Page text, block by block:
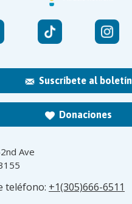
Suscríbete al boletín
Donaciones
Ave
teléfono: +1(305)666-6511